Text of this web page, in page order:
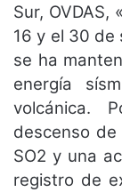
Sur,
16 y el 30 de
se ha
energía
volcánica.
descenso
SO2 y una
registro de